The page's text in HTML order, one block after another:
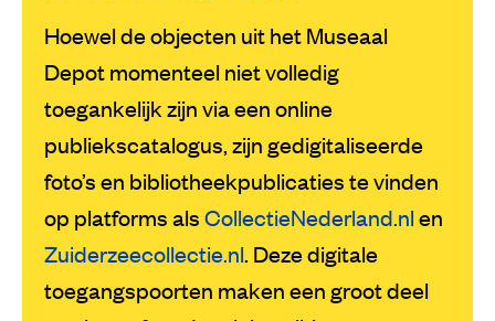
Hoewel de objecten uit het Museaal
Depot momenteel niet volledig
toegankelijk zijn via een online
publiekscatalogus, zijn gedigitaliseerde
foto’s en bibliotheekpublicaties te vinden
op platforms alsCollectieNederland.nlen
Zuiderzeecollectie.nl. Deze digitale
toegangspoorten maken een groot deel